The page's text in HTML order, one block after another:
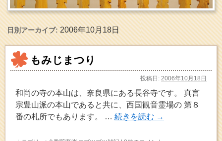
日別アーカイブ:2006年10月18日
もみじまつり
投稿日: 2006年10月18日
和尚の寺の本山は、奈良県にある長谷寺です。 真言
宗豊山派の本山であると共に、西国観音霊場の 第８
番の札所でもあります。 … 続きを読む →